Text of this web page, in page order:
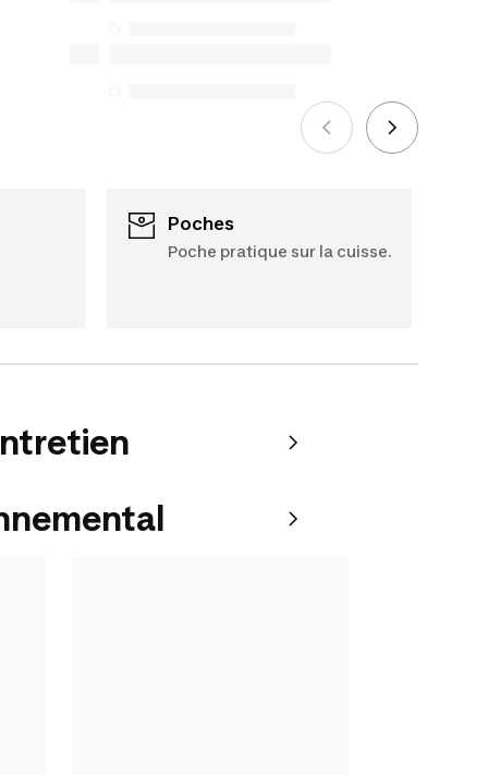
effectués à compter du 5 octobre 2025.
Poches
Poche pratique sur la cuisse.